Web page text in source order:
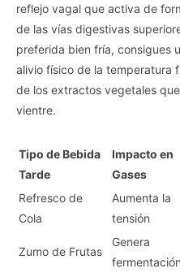
reflejo vagal que activa de
de las vías digestivas
preferida bien fría, consigues
alivio físico de la temperatura
de los extractos vegetales
vientre.
Tipo de Bebida
Tarde
Impacto en
Gases
Refresco de
Cola
Aumenta la
tensión
Zumo de Frutas
Genera
fermentación